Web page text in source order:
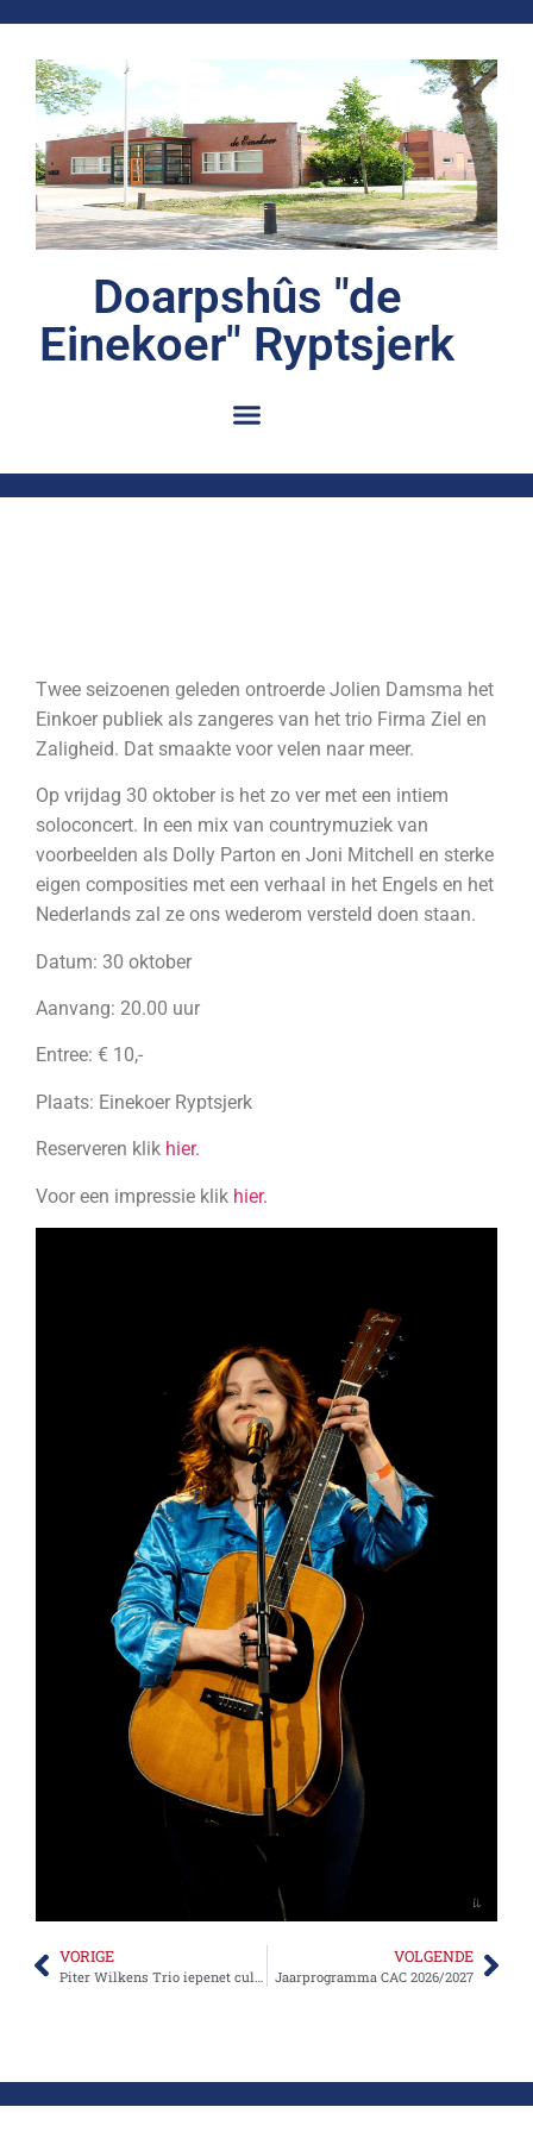
Doarpshûs "de
Einekoer" Ryptsjerk
Twee seizoenen geleden ontroerde Jolien Damsma het
Einkoer publiek als zangeres van het trio Firma Ziel en
Zaligheid. Dat smaakte voor velen naar meer.
Op vrijdag 30 oktober is het zo ver met een intiem
soloconcert. In een mix van countrymuziek van
voorbeelden als Dolly Parton en Joni Mitchell en sterke
eigen composities met een verhaal in het Engels en het
Nederlands zal ze ons wederom versteld doen staan.
Datum: 30 oktober
Aanvang: 20.00 uur
Entree: € 10,-
Plaats: Einekoer Ryptsjerk
Reserveren klik hier.
Voor een impressie klik hier.
VORIGE VOLGENDE
Jaarprogramma CAC 2026/2027